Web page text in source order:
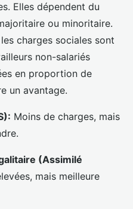
Elles dépendent du
ou minoritaire.
charges sociales sont
non-salariés
en proportion de
un avantage.
Moins de charges, mais
(Assimilé
mais meilleure